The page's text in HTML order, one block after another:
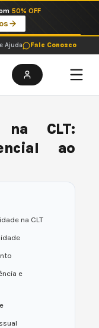
no pix em parcela única
Ajuda Fale Conosco
na CLT:
ao
na CLT
e